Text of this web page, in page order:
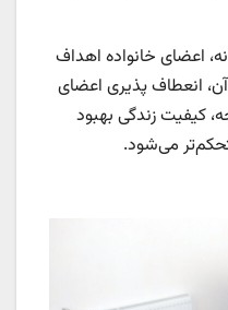
اعضای خانواده اهداف
انعطاف پذیری اعضای
کیفیت زندگی بهبود
می‌شود.